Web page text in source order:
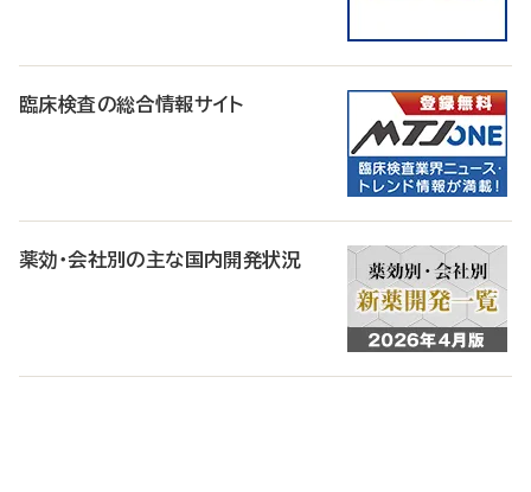
臨床検査の総合情報サイト
薬効・会社別の主な国内開発状況